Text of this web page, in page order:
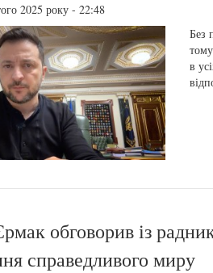
2025 року - 22:48
Без
в
обговорив із
справедливого миру